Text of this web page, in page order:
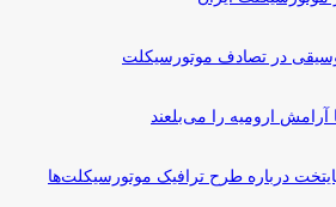
در تصادف موتورسیکلت
ارومیه را می‌بلعند
درباره طرح ترافیک موتورسیکلت‌ها